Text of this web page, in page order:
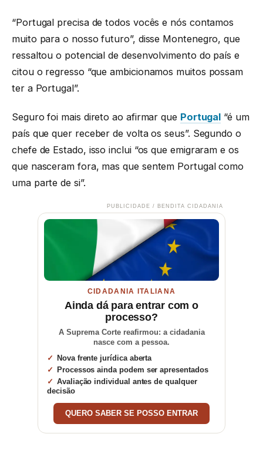
“Portugal precisa de todos vocês e nós contamos
muito para o nosso futuro”, disse Montenegro, que
ressaltou o potencial de desenvolvimento do país e
citou o regresso “que ambicionamos muitos possam
ter a Portugal”.
Seguro foi mais direto ao afirmar que Portugal “é um
país que quer receber de volta os seus”. Segundo o
chefe de Estado, isso inclui “os que emigraram e os
que nasceram fora, mas que sentem Portugal como
uma parte de si”.
PUBLICIDADE / BENDITA CIDADANIA
CIDADANIA ITALIANA
Ainda dá para entrar com o
processo?
A Suprema Corte reafirmou: a cidadania
nasce com a pessoa.
Nova frente jurídica aberta
Processos ainda podem ser apresentados
Avaliação individual antes de qualquer
decisão
QUERO SABER SE POSSO ENTRAR